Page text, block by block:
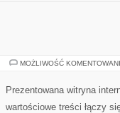
MOŻLIWOŚĆ
Prezentowana witryna
wartościowe treści łączy